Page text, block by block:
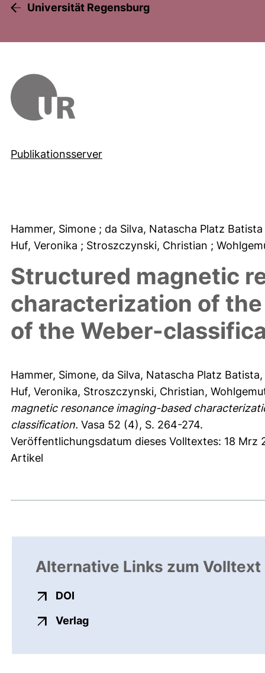
Universität Regensburg
Publikationsserver
Hammer, Simone ; da Silva, Natascha Platz Batista
Huf, Veronika ; Stroszczynski, Christian ;
Structured magnetic
characterization of
of the Weber-
Hammer, Simone, da Silva, Natascha Platz Batista,
Huf, Veronika, Stroszczynski, Christian,
magnetic resonance imaging-based
classification. Vasa 52 (4), S. 264-274.
Veröffentlichungsdatum dieses Volltextes: 18 Mrz
Artikel
Alternative Links zum Volltext
DOI
Verlagexterner Link, öffnet neues